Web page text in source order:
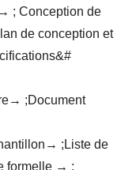
; Conception de
de conception et
;Document
;Liste de
formelle → ;